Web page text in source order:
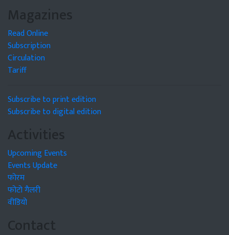
Magazines
Read Online
Subscription
Circulation
Tariff
Subscribe to print edition
Subscribe to digital edition
Activities
Upcoming Events
Events Update
फोरम
फोटो गैलरी
वीडियो
Contact